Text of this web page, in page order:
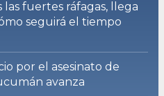
las fuertes ráfagas, llega
seguirá el tiempo
por el asesinato de
avanza